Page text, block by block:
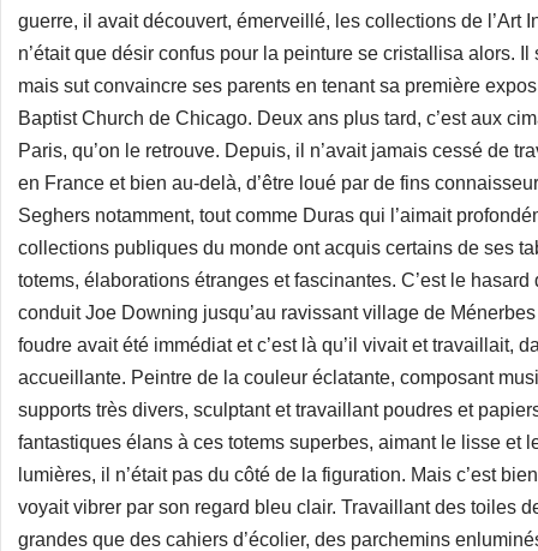
guerre, il avait découvert, émerveillé, les collections de l’Art
n’était que désir confus pour la peinture se cristallisa alors. Il
mais sut convaincre ses parents en tenant sa première
Baptist Church de Chicago. Deux ans plus tard, c’est aux
Paris, qu’on le retrouve. Depuis, il n’avait jamais cessé de
en France et bien au-delà, d’être loué par de fins
Seghers notamment, tout comme Duras qui l’aimait
collections publiques du monde ont acquis certains de ses
totems, élaborations étranges et fascinantes. C’est le
conduit Joe Downing jusqu’au ravissant village de
foudre avait été immédiat et c’est là qu’il vivait et travaillait,
accueillante. Peintre de la couleur éclatante, composant
supports très divers, sculptant et travaillant poudres et
fantastiques élans à ces totems superbes, aimant le lisse et
lumières, il n’était pas du côté de la figuration. Mais c’est
voyait vibrer par son regard bleu clair. Travaillant des toiles
grandes que des cahiers d’écolier, des parchemins